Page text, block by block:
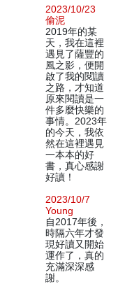
2023/10/23
偷泥
2019年的某
天，我在這裡
遇見了薩豐的
風之影，便開
啟了我的閱讀
之路，才知道
原來閱讀是一
件多麼快樂的
事情。2023年
的今天，我依
然在這裡遇見
一本本的好
書，真心感謝
好讀！
2023/10/7
Young
自2017年後，
時隔六年才發
現好讀又開始
運作了，真的
充滿深深感
謝。